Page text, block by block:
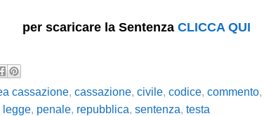
per scaricare la Sentenza CLICCA QUI
cassazione, cassazione, civile, codice, commento,
legge, penale, repubblica, sentenza, testa